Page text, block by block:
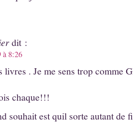
dit :
à 8:26
livres . Je me sens trop comme
chaque!!!
souhait est quil sorte autant de